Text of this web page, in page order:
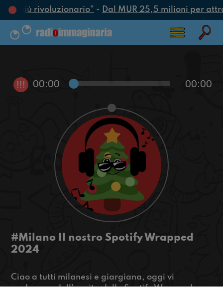
più rivoluzionario”- Dal MUR 25,5 milioni per
!!! 00:00 00:00
#Milano Il nostro Spotify Wrapped
2024
Ciao a tutti milanesi e giargiana, oggi vi
parleremo dell' uscita dello Spotify Wrapped,